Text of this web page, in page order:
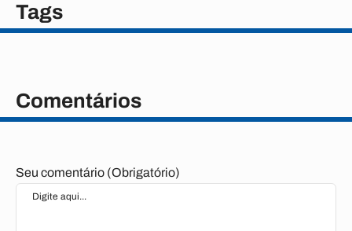
Tags
Comentários
Seu comentário (Obrigatório)